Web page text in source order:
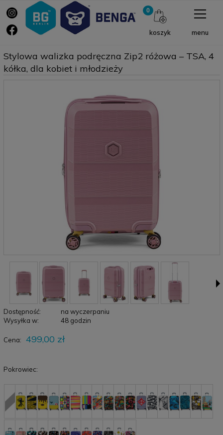
koszyk menu
Stylowa walizka podręczna Zip2 różowa – TSA, 4
kółka, dla kobiet i młodzieży
Dostępność:
na wyczerpaniu
Wysyłka w:
48 godzin
Cena: 499,00 zł
Pokrowiec: